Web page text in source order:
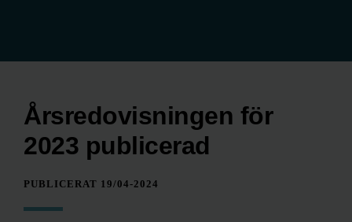
Årsredovisningen för
2023 publicerad
PUBLICERAT 19/04-2024